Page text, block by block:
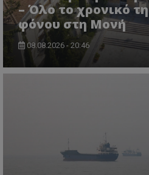
– Όλο το χρονικό
φόνου στη Μονή
08.08.2026 - 20:46